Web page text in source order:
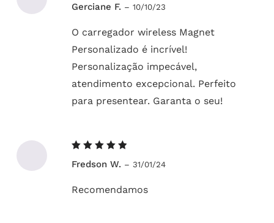
5de 5
Gerciane F. – 10/10/23
O carregador wireless Magnet
Personalizado é incrível!
Personalização impecável,
atendimento excepcional. Perfeito
para presentear. Garanta o seu!
5de 5
Fredson W. – 31/01/24
Recomendamos